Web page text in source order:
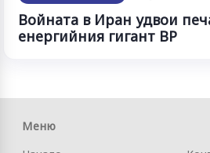
Войната в Иран удвои
енергийния гигант BP
Меню